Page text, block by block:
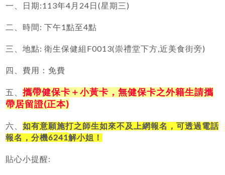
一、日期 :113年4 月 24 日(星期三)
二、時間 :下午1點至4點
三、地點:衛生保健組 F0013(崇禮堂下方,近美食街旁)
四、費用：免費
五、攜帶健保卡＋小黃卡，無健保卡之外籍生請攜
帶居留證(正本)
六、如有意願施打之師生如來不及上網報名，可透過電話
報名，分機6241解小姐！
貼心小提醒: